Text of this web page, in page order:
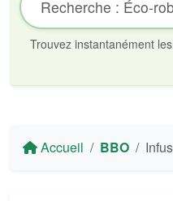
Trouvez instantanément
Accueil BBO Infuseur